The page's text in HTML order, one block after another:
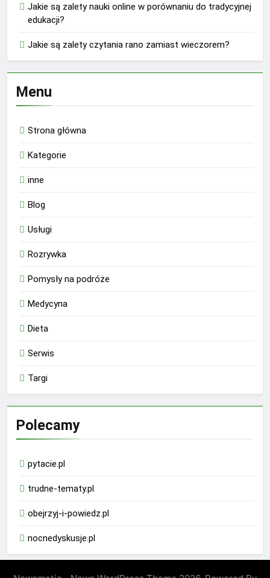
Jakie są zalety nauki online w porównaniu do tradycyjnej
edukacji?
Jakie są zalety czytania rano zamiast wieczorem?
Menu
Strona główna
Kategorie
inne
Blog
Usługi
Rozrywka
Pomysły na podróże
Medycyna
Dieta
Serwis
Targi
Polecamy
pytacie.pl
trudne-tematy.pl
obejrzyj-i-powiedz.pl
nocnedyskusje.pl